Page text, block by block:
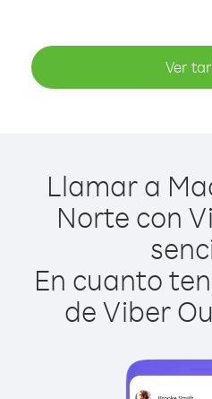
Ver
Llamar a
Norte con
En cuanto
de Viber